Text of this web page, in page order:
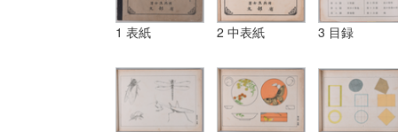
1 表紙 2 中表紙 3 目録